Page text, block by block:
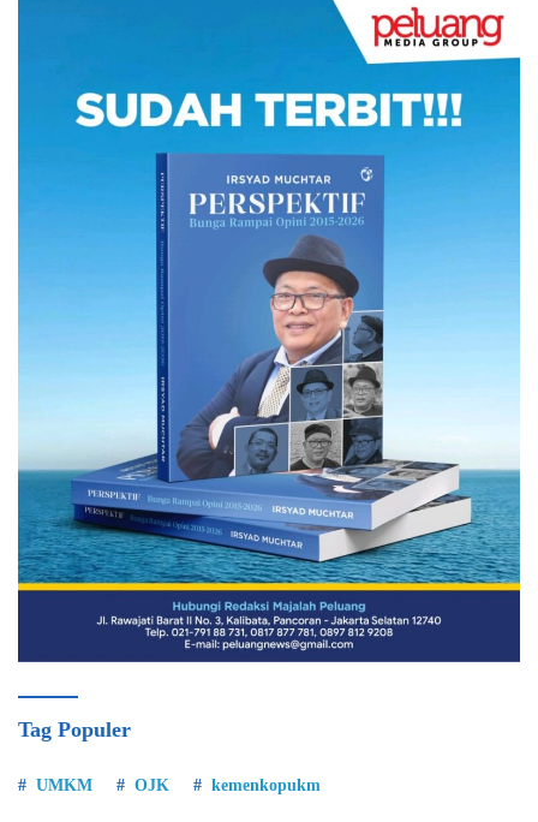
Tag Populer
UMKM OJK kemenkopukm